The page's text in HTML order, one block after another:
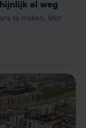
al weg
te maken. Met